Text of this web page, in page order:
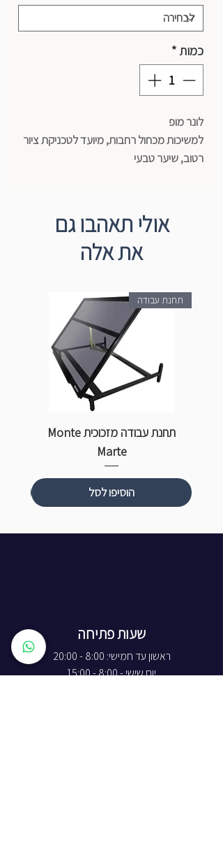
כמות*
לונר מופ
למשיכות מכחול רחבות, מיועד לטכניקת ציור
רטוב, שיער טבעי
אולי תאהבו גם
את אלה
תחנת עבודה
תחנת עבודה מזכוכית Monte
Marte
הוסיפו לסל
שעות פתיחה
ראשון עד חמישי: 8:00 - 20:00
יום שישי - 8:00 - 15:00